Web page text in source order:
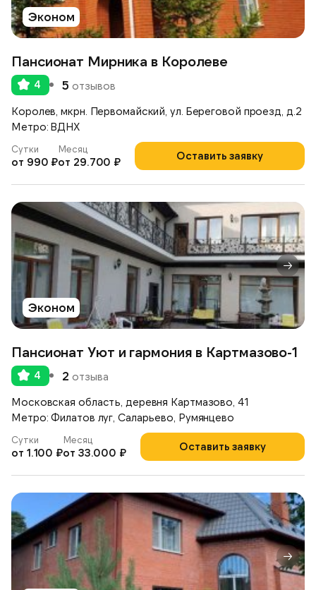
Эконом
Пансионат Мирника в Королеве
4 5 отзывов
Королев, мкрн. Первомайский, ул. Береговой проезд, д.2
Метро: ВДНХ
Оставить заявку
Сутки
от 990 ₽
Месяц
от 29.700 ₽
Эконом
Пансионат Уют и гармония в Картмазово-1
4 2 отзыва
Московская область, деревня Картмазово, 41
Метро: Филатов луг, Саларьево, Румянцево
Оставить заявку
Сутки
от 1.100 ₽
Месяц
от 33.000 ₽